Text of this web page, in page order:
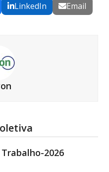
LinkedIn Email
2026